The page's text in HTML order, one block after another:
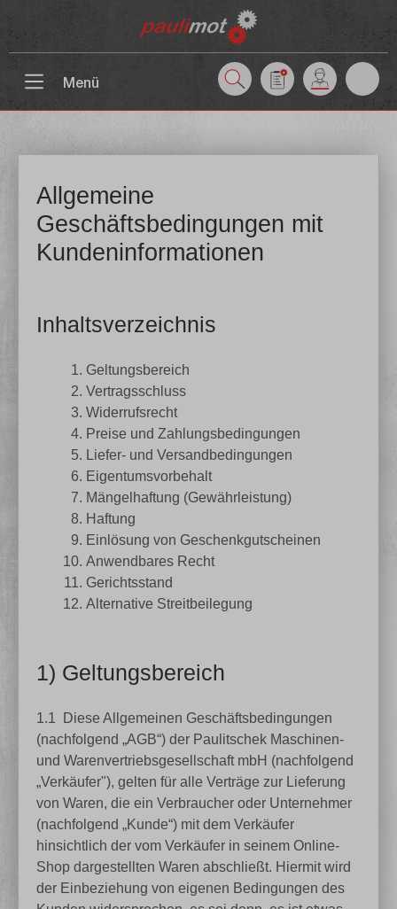
Menü
Allgemeine
Geschäftsbedingungen mit
Kundeninformationen
Inhaltsverzeichnis
Geltungsbereich
Vertragsschluss
Widerrufsrecht
Preise und Zahlungsbedingungen
Liefer- und Versandbedingungen
Eigentumsvorbehalt
Mängelhaftung (Gewährleistung)
Haftung
Einlösung von Geschenkgutscheinen
Anwendbares Recht
Gerichtsstand
Alternative Streitbeilegung
1) Geltungsbereich
1.1
Diese Allgemeinen Geschäftsbedingungen
(nachfolgend „AGB“) der Paulitschek Maschinen-
und Warenvertriebsgesellschaft mbH (nachfolgend
„Verkäufer"), gelten für alle Verträge zur Lieferung
von Waren, die ein Verbraucher oder Unternehmer
(nachfolgend „Kunde“) mit dem Verkäufer
hinsichtlich der vom Verkäufer in seinem Online-
Shop dargestellten Waren abschließt. Hiermit wird
der Einbeziehung von eigenen Bedingungen des